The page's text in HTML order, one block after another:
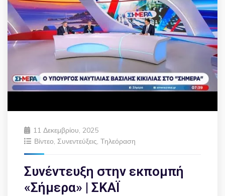
11 Δεκεμβρίου, 2025
Βίντεο, Συνεντεύξεις, Τηλεόραση
Συνέντευξη στην εκπομπή
«Σήμερα» | ΣΚΑΪ